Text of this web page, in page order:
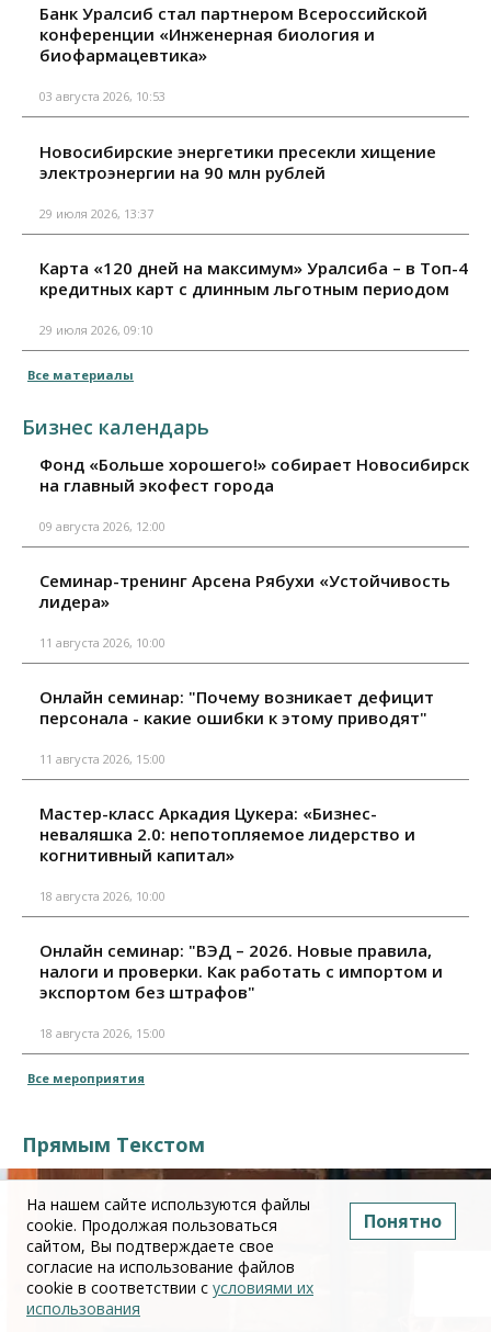
Банк Уралсиб стал партнером Всероссийской
конференции «Инженерная биология и
биофармацевтика»
03 августа 2026, 10:53
Новосибирские энергетики пресекли хищение
электроэнергии на 90 млн рублей
29 июля 2026, 13:37
Карта «120 дней на максимум» Уралсиба – в Топ-4
кредитных карт с длинным льготным периодом
29 июля 2026, 09:10
Все материалы
Бизнес календарь
Фонд «Больше хорошего!» собирает Новосибирск
на главный экофест города
09 августа 2026, 12:00
Семинар-тренинг Арсена Рябухи «Устойчивость
лидера»
11 августа 2026, 10:00
Онлайн семинар: "Почему возникает дефицит
персонала - какие ошибки к этому приводят"
11 августа 2026, 15:00
Мастер-класс Аркадия Цукера: «Бизнес-
неваляшка 2.0: непотопляемое лидерство и
когнитивный капитал»
18 августа 2026, 10:00
Онлайн семинар: "ВЭД – 2026. Новые правила,
налоги и проверки. Как работать с импортом и
экспортом без штрафов"
18 августа 2026, 15:00
Все мероприятия
Прямым Текстом
На нашем сайте используются файлы
cookie. Продолжая пользоваться
сайтом, Вы подтверждаете свое
согласие на использование файлов
cookie в соответствии с условиями их
использования
Понятно